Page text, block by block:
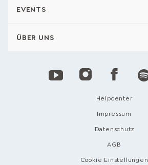
EVENTS
ÜBER UNS
Helpcenter
Impressum
Datenschutz
AGB
Cookie Einstellungen